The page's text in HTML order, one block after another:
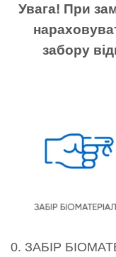
Увага! При
забору